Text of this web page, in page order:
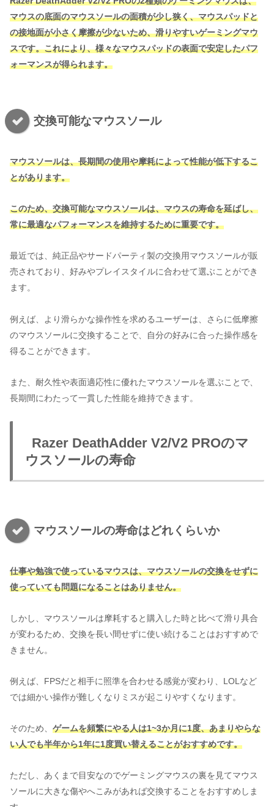
マウスの底面のマウスソールの面積が少し狭く、マウスパッドと
の接地面が小さく摩擦が少ないため、滑りやすいゲーミングマウ
スです。これにより、様々なマウスパッドの表面で安定したパフ
ォーマンスが得られます。
交換可能なマウスソール
マウスソールは、長期間の使用や摩耗によって性能が低下するこ
とがあります。
このため、交換可能なマウスソールは、マウスの寿命を延ばし、
常に最適なパフォーマンスを維持するために重要です。
最近では、純正品やサードパーティ製の交換用マウスソールが販
売されており、好みやプレイスタイルに合わせて選ぶことができ
ます。
例えば、より滑らかな操作性を求めるユーザーは、さらに低摩擦
のマウスソールに交換することで、自分の好みに合った操作感を
得ることができます。
また、耐久性や表面適応性に優れたマウスソールを選ぶことで、
長期間にわたって一貫した性能を維持できます。
Razer DeathAdder V2/V2 PROのマ
ウスソールの寿命
マウスソールの寿命はどれくらいか
仕事や勉強で使っているマウスは、マウスソールの交換をせずに
使っていても問題になることはありません。
しかし、マウスソールは摩耗すると購入した時と比べて滑り具合
が変わるため、交換を長い間せずに使い続けることはおすすめで
きません。
例えば、FPSだと相手に照準を合わせる感覚が変わり、LOLなど
では細かい操作が難しくなりミスが起こりやすくなります。
そのため、 ゲームを頻繁にやる人は1~3か月に1度、あまりやらな
い人でも半年から1年に1度買い替えることがおすすめです。
ただし、あくまで目安なのでゲーミングマウスの裏を見てマウス
ソールに大きな傷やへこみがあれば交換することをおすすめしま